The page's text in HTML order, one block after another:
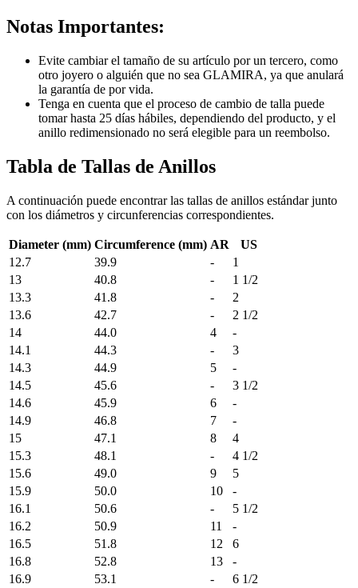
Notas Importantes:
Evite cambiar el tamaño de su artículo por un tercero, como
otro joyero o alguién que no sea GLAMIRA, ya que anulará
la garantía de por vida.
Tenga en cuenta que el proceso de cambio de talla puede
tomar hasta 25 días hábiles, dependiendo del producto, y el
anillo redimensionado no será elegible para un reembolso.
Tabla de Tallas de Anillos
A continuación puede encontrar las tallas de anillos estándar junto
con los diámetros y circunferencias correspondientes.
Diameter (mm) Circumference (mm) AR
US
12.7
39.9 -
1
13
40.8 -
1 1/2
13.3
41.8 -
2
13.6
42.7 -
2 1/2
14
44.0 4
-
14.1
44.3 -
3
14.3
44.9 5
-
14.5
45.6 -
3 1/2
14.6
45.9 6
-
14.9
46.8 7
-
15
47.1 8
4
15.3
48.1 -
4 1/2
15.6
49.0 9
5
15.9
50.0 10
-
16.1
50.6 -
5 1/2
16.2
50.9 11
-
16.5
51.8 12
6
16.8
52.8 13
-
16.9
53.1 -
6 1/2